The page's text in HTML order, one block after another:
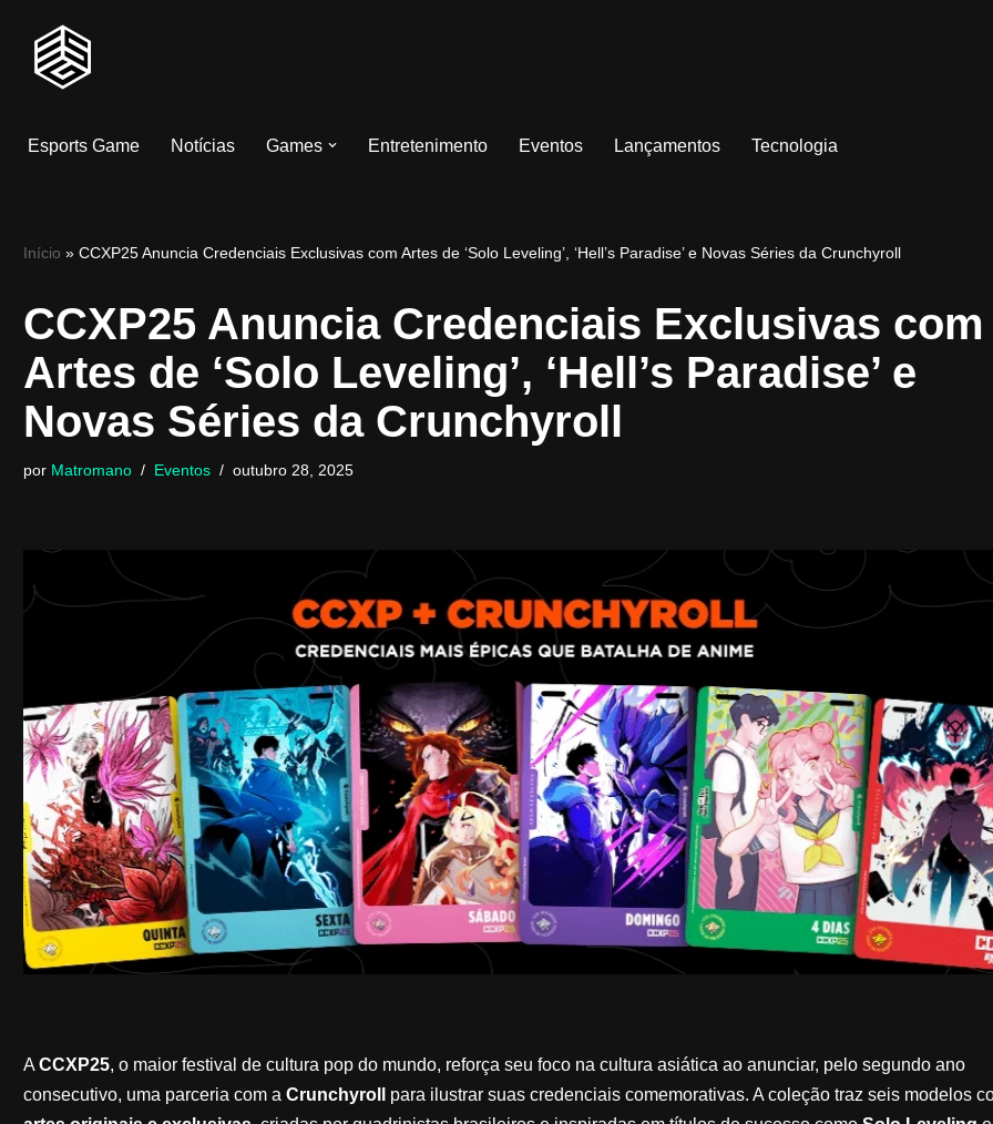
Pular
conteúdo
Esports Game Notícias Games Entretenimento Eventos Lançamentos Tecnologia
Início » CCXP25 Anuncia Credenciais Exclusivas com Artes de ‘Solo Leveling’, ‘Hell’s Paradise’ e Novas Séries da Crunchyroll
CCXP25 Anuncia Credenciais Exclusivas com
Artes de ‘Solo Leveling’, ‘Hell’s Paradise’ e
Novas Séries da Crunchyroll
por Matromano Eventos outubro 28, 2025
A CCXP25, o maior festival de cultura pop do mundo, reforça seu foco na cultura asiática ao anunciar, pelo segundo ano
consecutivo, uma parceria com a Crunchyroll
para ilustrar suas credenciais comemorativas. A coleção traz seis modelos